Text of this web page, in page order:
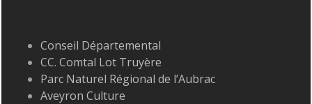
Conseil Départemental
CC. Comtal Lot Truyère
Parc Naturel Régional de l’Aubrac
Aveyron Culture